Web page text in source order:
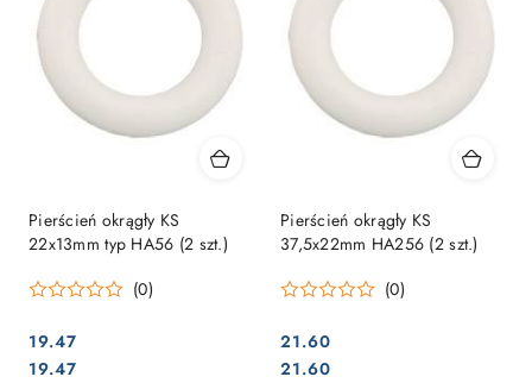
Pierścień okrągły KS
22x13mm typ HA56 (2 szt.)
(0)
Cena:
19.47
Cena:
19.47
Pierścień okrągły KS
37,5x22mm HA256 (2 szt.)
(0)
Cena:
21.60
Cena:
21.60